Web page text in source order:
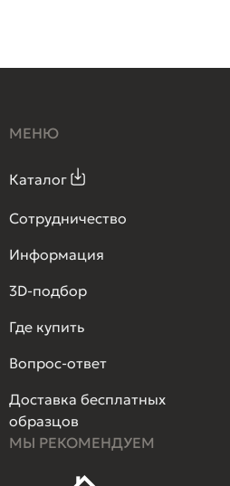
МЕНЮ
Каталог
Сотрудничество
Информация
3D-подбор
Где купить
Вопрос-ответ
Доставка бесплатных
образцов
МЫ РЕКОМЕНДУЕМ